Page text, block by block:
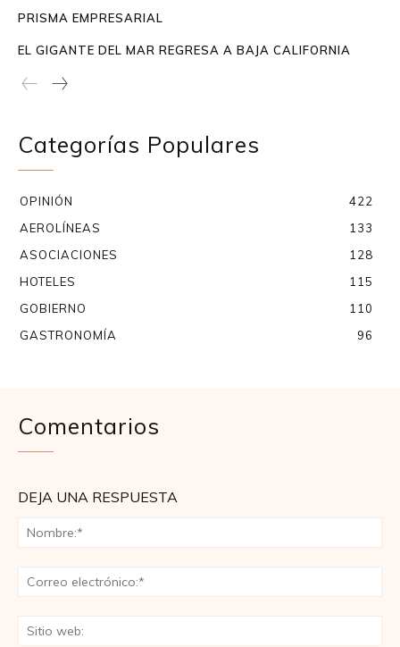
PRISMA EMPRESARIAL
EL GIGANTE DEL MAR REGRESA A BAJA CALIFORNIA
Categorías Populares
OPINIÓN
422
AEROLÍNEAS
133
ASOCIACIONES
128
HOTELES
115
GOBIERNO
110
GASTRONOMÍA
96
Comentarios
DEJA UNA RESPUESTA